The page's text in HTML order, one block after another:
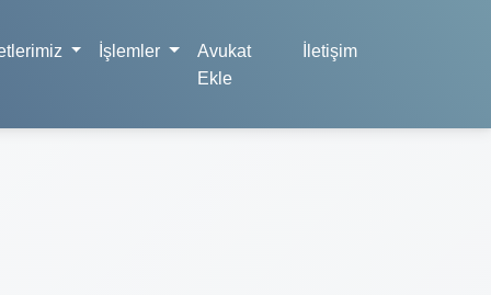
İşlemler
Avukat
Ekle
İletişim